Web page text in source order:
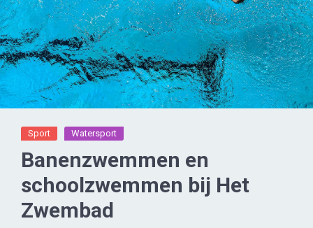
Sport Watersport
Banenzwemmen en
schoolzwemmen bij Het
Zwembad